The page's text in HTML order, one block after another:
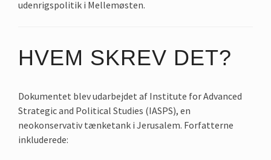
udenrigspolitik i Mellemøsten.
HVEM SKREV DET?
Dokumentet blev udarbejdet af Institute for Advanced
Strategic and Political Studies (IASPS), en
neokonservativ tænketank i Jerusalem. Forfatterne
inkluderede: